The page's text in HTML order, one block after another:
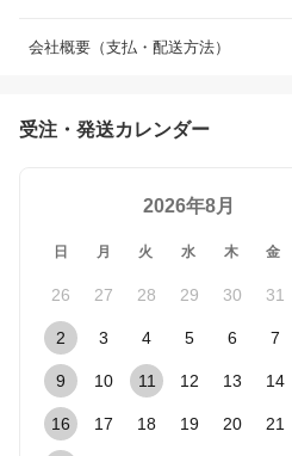
会社概要（支払・配送方法）
受注・発送カレンダー
2026年8月
日 月 火 水 木 金
26 27 28 29 30 31
2 3 4 5 6 7
9 10 11 12 13 14
16 17 18 19 20 21